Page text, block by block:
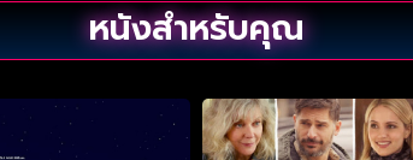
หนังสำหรับคุณ